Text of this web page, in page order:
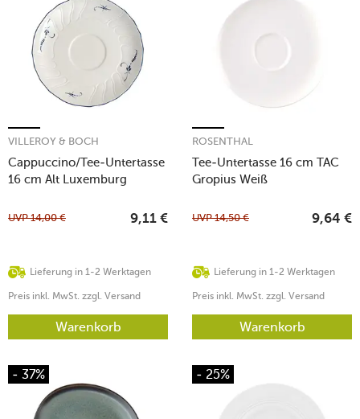
Cappuccino/Tee-Untertasse
16 cm Alt Luxemburg
VILLEROY & BOCH
Lieferung in 1-2 Werktagen
UVP14,00 € 9,11 €
Preis inkl. MwSt. zzgl. Versand
Warenkorb
Tee-Untertasse 16 cm TAC
Gropius Weiß
ROSENTHAL
Lieferung in 1-2 Werktagen
UVP14,50 € 9,64 €
Preis inkl. MwSt. zzgl. Versand
Warenkorb
- 37% - 25%